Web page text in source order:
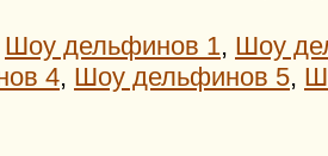
Шоу дельфинов 1, Шоу
4, Шоу дельфинов 5,